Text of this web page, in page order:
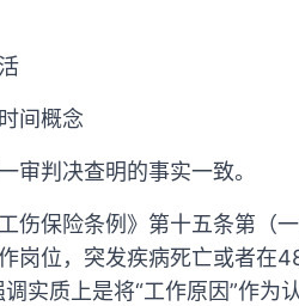
间概念
审判决查明的事实一致。
伤保险条例》第十五条第（
岗位，突发疾病死亡或者在
实质上是将“工作原因”作